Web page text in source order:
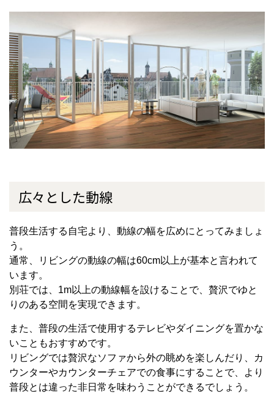
広々とした動線
普段生活する自宅より、動線の幅を広めにとってみましょ
う。
通常、リビングの動線の幅は60cm以上が基本と言われて
います。
別荘では、1m以上の動線幅を設けることで、贅沢でゆと
りのある空間を実現できます。
また、普段の生活で使用するテレビやダイニングを置かな
いこともおすすめです。
リビングでは贅沢なソファから外の眺めを楽しんだり、カ
ウンターやカウンターチェアでの食事にすることで、より
普段とは違った非日常を味わうことができるでしょう。